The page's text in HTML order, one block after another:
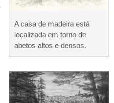
A casa de madeira está
localizada em torno de
abetos altos e densos.